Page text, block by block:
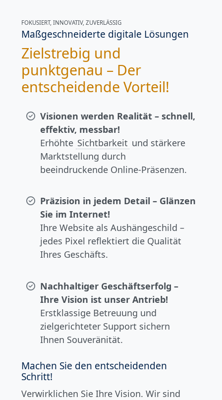
FOKUSIERT, INNOVATIV, ZUVERLÄSSIG
Maßgeschneiderte digitale Lösungen
Zielstrebig und
punktgenau – Der
entscheidende Vorteil!
Visionen werden Realität – schnell,
effektiv, messbar!
Erhöhte Sichtbarkeit und stärkere
Marktstellung durch
beeindruckende Online-Präsenzen.
Präzision in jedem Detail – Glänzen
Sie im Internet!
Ihre Website als Aushängeschild –
jedes Pixel reflektiert die Qualität
Ihres Geschäfts.
Nachhaltiger Geschäftserfolg –
Ihre Vision ist unser Antrieb!
Erstklassige Betreuung und
zielgerichteter Support sichern
Ihnen Souveränität.
Machen Sie den entscheidenden
Schritt!
Verwirklichen Sie Ihre Vision. Wir sind